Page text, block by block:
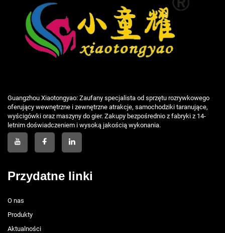
Guangzhou Xiaotongyao: Zaufany specjalista od sprzętu rozrywkowego
oferujący wewnętrzne i zewnętrzne atrakcje, samochodziki taranujące,
wyścigówki oraz maszyny do gier. Zakupy bezpośrednio z fabryki z 14-
letnim doświadczeniem i wysoką jakością wykonania.
Przydatne linki
O nas
Produkty
Aktualności